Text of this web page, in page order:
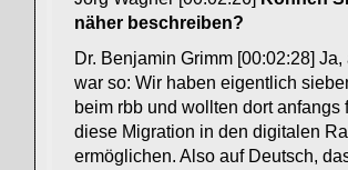
näher beschreiben?
Dr. Benjamin Grimm [00:02:28]
war so: Wir haben eigentlich
beim rbb und wollten dort anfangs
diese Migration in den digitalen
ermöglichen. Also auf Deutsch,